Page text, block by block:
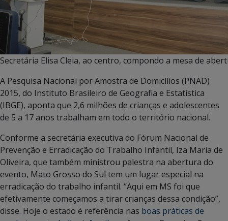
Secretária Elisa Cleia, ao centro, compondo a mesa de
A Pesquisa Nacional por Amostra de Domicílios (PNAD)
2015, do Instituto Brasileiro de Geografia e Estatística
(IBGE), aponta que 2,6 milhões de crianças e adolescentes
de 5 a 17 anos trabalham em todo o território nacional.
Conforme a secretária executiva do Fórum Nacional de
Prevenção e Erradicação do Trabalho Infantil, Iza Maria de
Oliveira, que também ministrou palestra na abertura do
evento, Mato Grosso do Sul tem um lugar especial na
erradicação do trabalho infantil. “Aqui em MS foi que
efetivamente começamos a tirar crianças dessa condição”,
disse. Hoje o estado é referência nas boas práticas de